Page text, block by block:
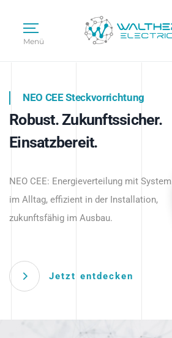
Menü
Intelligente
beginnt
NEO CEE Steckvorrichtung
Robust. Zukunftssicher.
Einsatzbereit.
NEO CEE: Energieverteilung mit
im Alltag, effizient in der Installation,
zukunftsfähig im Ausbau.
Jetzt entdecken
Intelligenz trifft Energie.
Anwendungen – robust, IP-geschützt
zukunftsfähig.